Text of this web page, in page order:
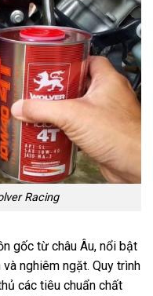
Racing
gốc từ châu Âu, nổi bật
nghiêm ngặt. Quy trình
các tiêu chuẩn chất